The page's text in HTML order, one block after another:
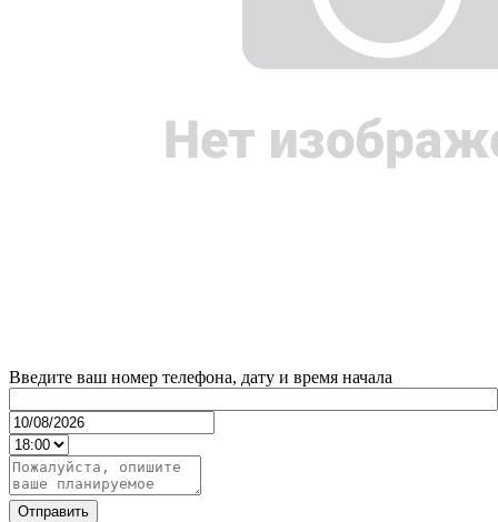
Введите ваш номер телефона, дату и время начала
Отправить